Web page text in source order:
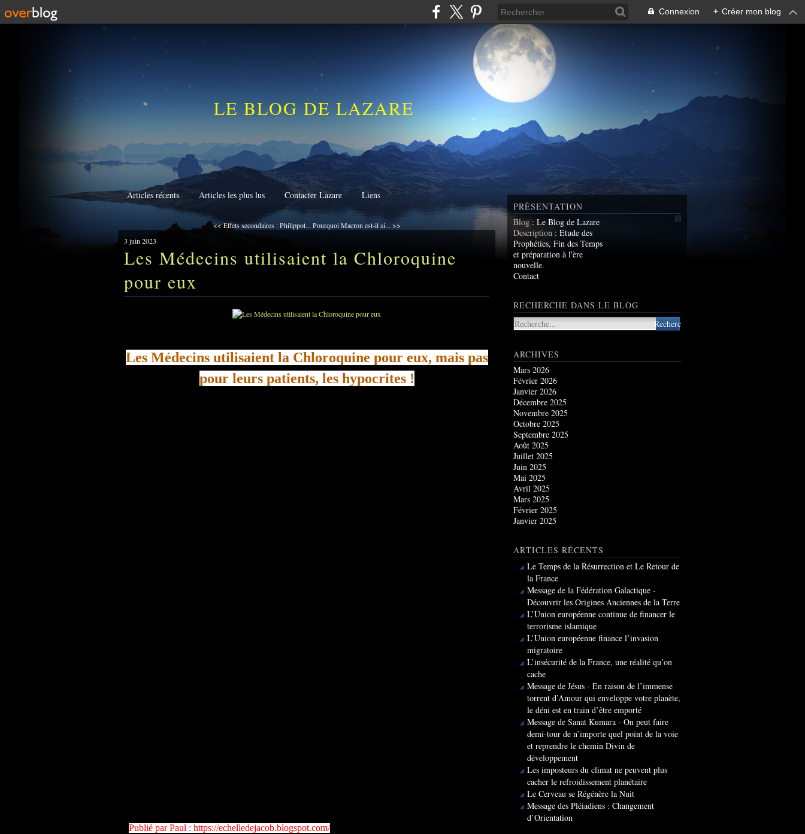
Connexion + Créer mon blog
LE BLOG DE LAZARE
Articles récents Articles les plus lus Contacter Lazare Liens
<< Effets secondaires : Philippot... Pourquoi Macron est-il si... >>
3 juin 2023
Les Médecins utilisaient la Chloroquine
pour eux
Les Médecins utilisaient la Chloroquine pour eux, mais pas
pour leurs patients, les hypocrites !
Publié parPaul : https://echelledejacob.blogspot.com/
PRÉSENTATION
Blog : Le Blog de Lazare
Description : Etude des
Prophéties, Fin des Temps
et préparation à l'ère
nouvelle.
Contact
RECHERCHE DANS LE BLOG
ARCHIVES
Mars 2026
Février 2026
Janvier 2026
Décembre 2025
Novembre 2025
Octobre 2025
Septembre 2025
Août 2025
Juillet 2025
Juin 2025
Mai 2025
Avril 2025
Mars 2025
Février 2025
Janvier 2025
ARTICLES RÉCENTS
Le Temps de la Résurrection et Le Retour de
la France
Message de la Fédération Galactique -
Découvrir les Origines Anciennes de la Terre
L’Union européenne continue de financer le
terrorisme islamique
L’Union européenne finance l’invasion
migratoire
L’insécurité de la France, une réalité qu’on
cache
Message de Jésus - En raison de l’immense
torrent d’Amour qui enveloppe votre planète,
le déni est en train d’être emporté
Message de Sanat Kumara - On peut faire
demi-tour de n’importe quel point de la voie
et reprendre le chemin Divin de
développement
Les imposteurs du climat ne peuvent plus
cacher le refroidissement planétaire
Le Cerveau se Régénère la Nuit
Message des Pléiadiens : Changement
d’Orientation